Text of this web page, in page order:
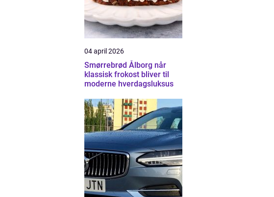
04 april 2026
Smørrebrød Ålborg når
klassisk frokost bliver til
moderne hverdagsluksus